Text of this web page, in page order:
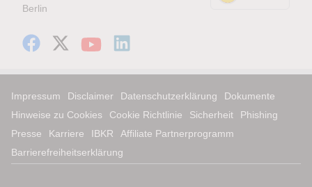
Berlin
Impressum Disclaimer Datenschutzerklärung
Dokumente
Hinweise zu Cookies
Cookie Richtlinie Sicherheit
Phishing
Presse
Karriere IBKR
Affiliate Partnerprogramm
Barrierefreiheitserklärung